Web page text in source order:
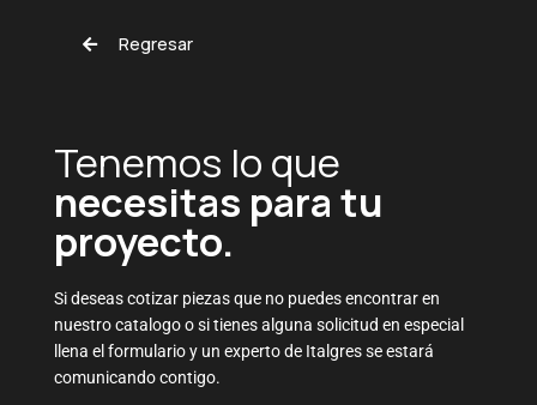
Regresar
Tenemos lo que
necesitas para tu
proyecto.
Si deseas cotizar piezas que no puedes encontrar en
nuestro catalogo o si tienes alguna solicitud en especial
llena el formulario y un experto de Italgres se estará
comunicando contigo.